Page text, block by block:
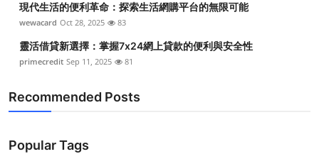
現代生活的便利革命：探索生活網購平台的無限可能
wewacard Oct 28, 2025 83
靈活借貸新選擇：掌握7x24網上貸款的便利與安全性
primecredit Sep 11, 2025 81
Recommended Posts
Popular Tags